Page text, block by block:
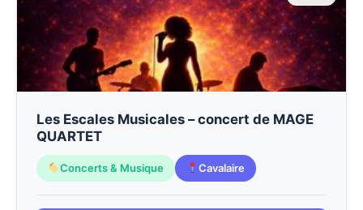
Les Escales Musicales – concert de MAGE
QUARTET
Concerts & Musique Cavalaire